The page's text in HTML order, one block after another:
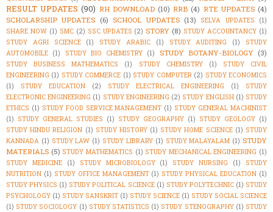
RESULT UPDATES (90) RH DOWNLOAD (10) RRB (4) RTE UPDATES (4)
SCHOLARSHIP UPDATES (6) SCHOOL UPDATES (13) SELVA UPDATES
(1)
SHARE NOW (1) SMC (2) SSC UPDATES (2) STORY (8) STUDY ACCOUNTANCY (1)
STUDY AGRI SCIENCE
(1) STUDY ARABIC (1) STUDY AUDITING (1)
STUDY
AUTOMOBILE (1) STUDY BIO CHEMISTRY (1) STUDY BOTANY-BIOLOGY (3)
STUDY BUSINESS MATHEMATICS (1) STUDY CHEMISTRY (1)
STUDY CIVIL
ENGINEERING (1) STUDY COMMERCE (1) STUDY COMPUTER (2) STUDY ECONOMICS
(1)
STUDY EDUCATION (2) STUDY ELECTRICAL ENGINEERING (1)
STUDY
ELECTRONIC ENGINEERING (1) STUDY ENGINEERING (2) STUDY ENGLISH (1) STUDY
ETHICS (1) STUDY FOOD SERVICE MANAGEMENT (1) STUDY GENERAL MACHINIST
(1) STUDY GENERAL STUDIES (1) STUDY GEOGRAPHY (1) STUDY GEOLOGY (1)
STUDY HINDU RELIGION (1) STUDY HISTORY (1) STUDY HOME SCIENCE (1) STUDY
KANNADA (1) STUDY LAW (1) STUDY LIBRARY (1) STUDY MALAYALAM (1) STUDY
MATERIALS (5) STUDY MATHEMATICS (1) STUDY MECHANICAL ENGINEERING (1)
STUDY MEDICINE
(1) STUDY MICROBIOLOGY (1) STUDY NURSING (1)
STUDY
NUTRITION (1) STUDY OFFICE MANAGEMENT (1) STUDY PHYSICAL EDUCATION (1)
STUDY PHYSICS (1) STUDY POLITICAL SCIENCE (1) STUDY POLYTECHNIC (1) STUDY
PSYCHOLOGY (1) STUDY SANSKRIT (1) STUDY SCIENCE (1) STUDY SOCIAL SCIENCE
(1) STUDY SOCIOLOGY (1) STUDY STATISTICS (1) STUDY STENOGRAPHY (1) STUDY